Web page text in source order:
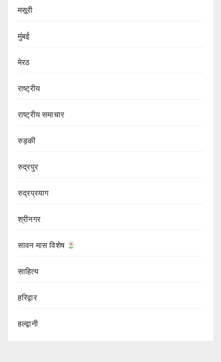
मसूरी
मुंबई
मेरठ
राष्ट्रीय
राष्ट्रीय समाचार
रुड़की
रुद्रपुर
रुद्रप्रयाग
श्रीनगर
सावन मास विशेष
साहित्य
हरिद्वार
हल्द्वानी